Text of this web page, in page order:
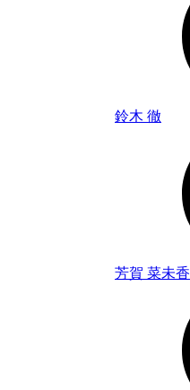
鈴木 徹
芳賀 菜未香